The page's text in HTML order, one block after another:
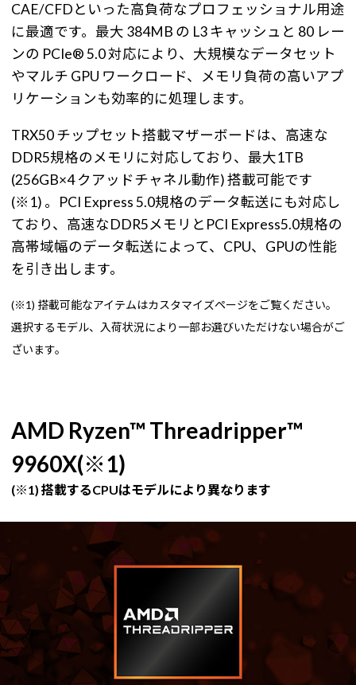
CAE/CFDといった高負荷なプロフェッショナル用途
に最適です。最大 384MB の L3 キャッシュと 80 レー
ンの PCIe® 5.0 対応により、大規模なデータセット
やマルチ GPU ワークロード、メモリ負荷の高いアプ
リケーションも効率的に処理します。
TRX50 チップセット搭載マザーボードは、高速な
DDR5規格のメモリに対応しており、最大1TB
(256GB×4 クアッドチャネル動作) 搭載可能です
(※1) 。PCI Express 5.0規格のデータ転送にも対応し
ており、高速なDDR5メモリとPCI Express5.0規格の
高帯域幅のデータ転送によって、CPU、GPUの性能
を引き出します。
(※1) 搭載可能なアイテムはカスタマイズページをご覧ください。
選択するモデル、入荷状況により一部お選びいただけない場合がご
ざいます。
AMD Ryzen™ Threadripper™
9960X(※1)
(※1) 搭載するCPUはモデルにより異なります